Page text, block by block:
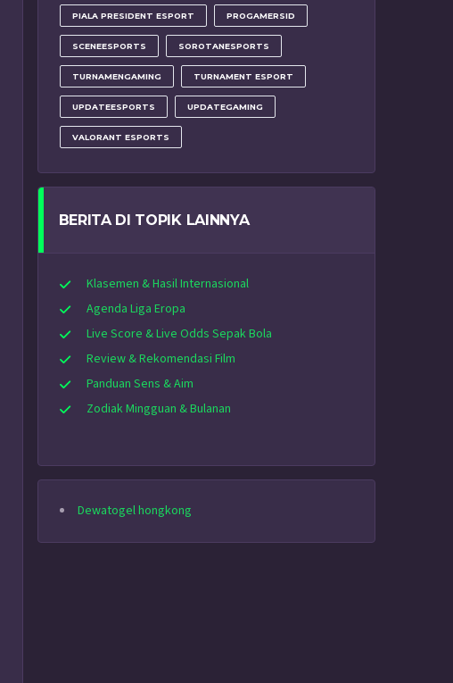
PIALA PRESIDENT ESPORT PROGAMERSID
SCENEESPORTS SOROTANESPORTS
TURNAMENGAMING TURNAMENT ESPORT
UPDATEESPORTS UPDATEGAMING
VALORANT ESPORTS
BERITA DI TOPIK LAINNYA
Klasemen & Hasil Internasional
Agenda Liga Eropa
Live Score & Live Odds Sepak Bola
Review & Rekomendasi Film
Panduan Sens & Aim
Zodiak Mingguan & Bulanan
Dewatogel hongkong